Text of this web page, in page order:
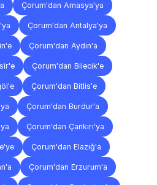
Çorum'dan Amasya'ya
Çorum'dan Antalya'ya
Çorum'dan Aydın'a
Çorum'dan Bilecik'e
Çorum'dan Bitlis'e
Çorum'dan Burdur'a
Çorum'dan Çankırı'ya
Çorum'dan Elazığ'a
Çorum'dan Erzurum'a